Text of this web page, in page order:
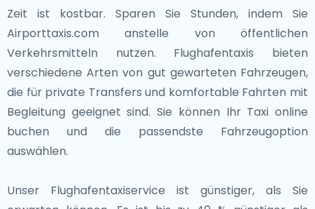
gewährt einen Einblick in das königliche Erbe der VAE
und ihre modernen Ambitionen.
Die VAE mit ihrer dynamischen Kultur,
bemerkenswerten Sehenswürdigkeiten und
natürlichen Schönheit sind ein Reiseziel, das
unvergessliche Erlebnisse verspricht. Ob beim
Genießen der traditionellen emiratischen Küche, beim
Erkunden moderner Kunst oder beim Genießen
einzigartige Reise.
Jahrhundert untergebracht ist. Fujairah, an der
Ostküste gelegen, ist berühmt für seine
atemberaubenden Landschaften, darunter die Hajar-
Berge und makellose Strände, was es zu einem
Paradies für Outdoor-Enthusiasten macht.
Jede dieser Nachbarstädte trägt zum vielfältigen
kulturellen und historischen Gefüge der VAE bei und
Ziele hinaus zu erkunden.Ob Sie durch Kunstgalerien
Zeit ist kostbar. Sparen Sie Stunden, indem Sie
Airporttaxis.com anstelle von öffentlichen
Verkehrsmitteln nutzen. Flughafentaxis bieten
verschiedene Arten von gut gewarteten Fahrzeugen,
die für private Transfers und komfortable Fahrten mit
Begleitung geeignet sind. Sie können Ihr Taxi online
buchen und die passendste Fahrzeugoption
auswählen.
Unser Flughafentaxiservice ist günstiger, als Sie